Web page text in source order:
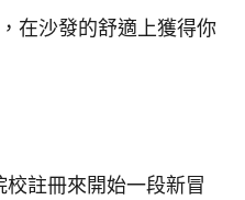
，在沙發的舒適上獲得你
註冊來開始一段新冒